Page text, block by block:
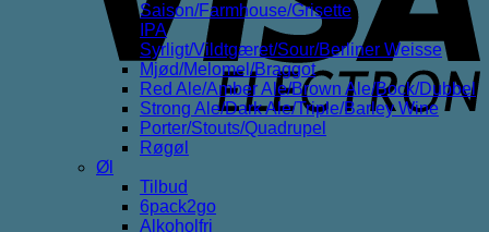
Saison/Farmhouse/Grisette
IPA
Syrligt/Vildtgæret/Sour/Berliner Weisse
Mjød/Melomel/Braggot
Red Ale/Amber Ale/Brown Ale/Bock/Dubbel
Strong Ale/Dark Ale/Triple/Barley Wine
Porter/Stouts/Quadrupel
Røgøl
Øl
Tilbud
6pack2go
Alkoholfri